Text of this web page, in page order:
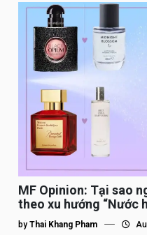
MF Opinion: Tại sao
theo xu hướng “Nước
by Thai Khang Pham